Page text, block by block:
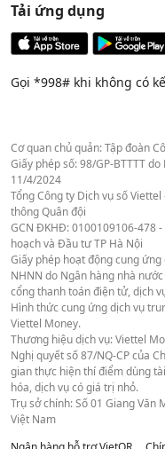
Tải ứng dụng
Gọi *998# khi không có
Cơ quan chủ quản: Tập đoàn
Giấy phép số: 98/GP-BTTTT
11/4/2024
Tổng Công ty Dịch vụ số
thông Quân đội
GCN ĐKHĐ: 0100109106-478
hoạch và Đầu tư TP Hà Nội
Giấy phép hoạt động cung
NHNN do Ngân hàng nhà
cổng thanh toán điện tử, dịch
Hình thức cung ứng dịch vụ
Viettel Money.
Thương hiệu dịch vụ: Viettel
Nghị quyết số 87/NQ-CP của
gian thực hiện thí điểm dùng
hóa, dịch vụ có giá trị nhỏ.
Trụ sở chính: Số 01 Giang Văn
Việt Nam